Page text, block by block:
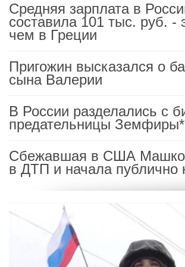
Средняя зарплата в
составила 101 тыс. руб. -
чем в Греции
Пригожин высказался о
сына Валерии
В России разделались с
предательницы Земфиры*
Сбежавшая в США
в ДТП и начала публично